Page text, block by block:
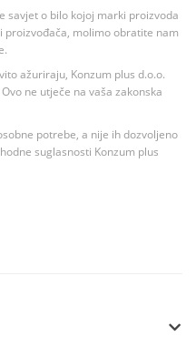
savjet o bilo kojoj marki proizvoda
proizvođača, molimo obratite nam
ažuriraju, Konzum plus d.o.o.
ne utječe na vaša zakonska
potrebe, a nije ih dozvoljeno
suglasnosti Konzum plus